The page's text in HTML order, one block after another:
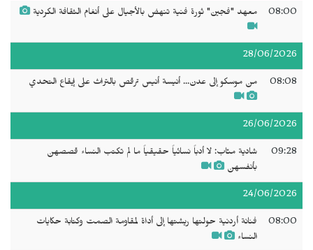
08:00 معهد "فجين" ثورة فنية تنهض بالأجيال على أنغام الثقافة الكردية
28/06/2026
08:08 من موسكو إلى عدن... أنيسة أنيس ترقص بالتراث على إيقاع التحدي
26/06/2026
09:28
شادية منّاب: لا أدباً نسائياً حقيقياً ما لم تكتب النساء قصصهن
بأنفسهن
24/06/2026
08:00
فنانة أردنية حولتها ريشتها إلى أداة لمقاومة الصمت وكتابة حكايات
النساء